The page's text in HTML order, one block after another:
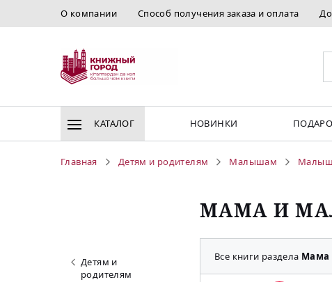
О компании Способ получения заказа и оплата
КАТАЛОГ НОВИНКИ
Главная Детям и родителям Малышам
МАМА И
Детям и
родителям
Все книги раздела Мама